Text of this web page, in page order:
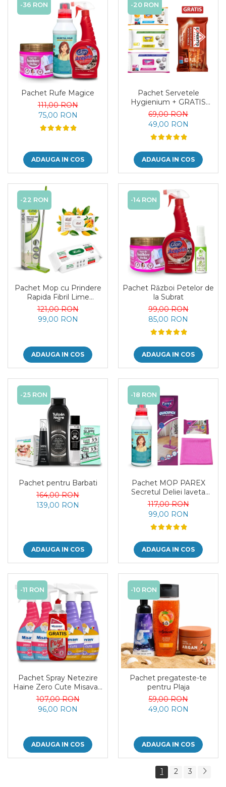
-36 RON
Pachet Rufe Magice
111,00 RON
75,00 RON
ADAUGA IN COS
-20 RON
Pachet Servetele
Hygienium + GRATIS
Servetele Mobila
69,00 RON
49,00 RON
ADAUGA IN COS
-22 RON
Pachet Mop cu Prindere
Rapida Fibril Lime
Servetele Suprafete si
Servetele Maini
121,00 RON
99,00 RON
ADAUGA IN COS
-14 RON
Pachet Război Petelor de
la Subrat
99,00 RON
85,00 RON
ADAUGA IN COS
-25 RON
Pachet pentru Barbati
164,00 RON
139,00 RON
ADAUGA IN COS
-18 RON
Pachet MOP PAREX
Secretul Deliei laveta
Premium Microfibra
117,00 RON
99,00 RON
ADAUGA IN COS
-11 RON
Pachet Spray Netezire
Haine Zero Cute Misavan
+ Detergent Vase Poy
Gratis
107,00 RON
96,00 RON
ADAUGA IN COS
-10 RON
Pachet pregateste-te
pentru Plaja
59,00 RON
49,00 RON
ADAUGA IN COS
1 2 3